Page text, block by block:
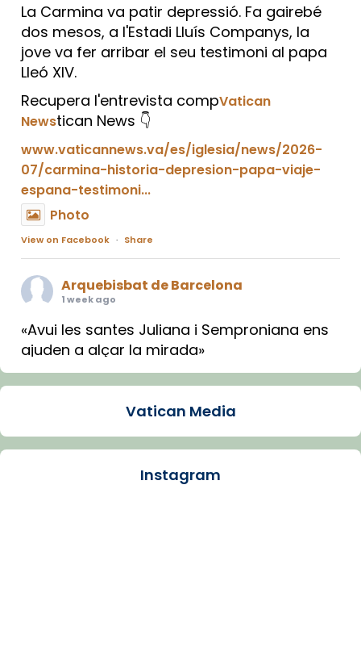
La Carmina va patir depressió. Fa gairebé
dos mesos, a l'Estadi Lluís Companys, la
jove va fer arribar el seu testimoni al papa
Lleó XIV.
Recupera l'entrevista compVatican
Newstican News 👇
www.vaticannews.va/es/iglesia/news/2026-
07/carmina-historia-depresion-papa-viaje-
espana-testimoni...
Photo
View on Facebook · Share
Arquebisbat de Barcelona
1 week ago
«Avui les santes Juliana i Semproniana ens
ajuden a alçar la mirada»
Mons. Sergi Gordo, bisbe de Tortosa, ha
Santes de Mataró.
🔗tinyurl.com/cvu5jmbk
Vatican Media
Instagram